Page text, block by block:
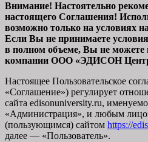
Внимание! Настоятельно
настоящего Соглашения!
возможно только на условиях
Если Вы не принимаете
в полном объеме, Вы не можете
компании ООО «ЭДИСОН
Настоящее Пользовательское
«Соглашение») регулирует
сайта edisonuniversity.ru,
«Администрация», и любым
(пользующимся) сайтом https://
далее — «Пользователь».